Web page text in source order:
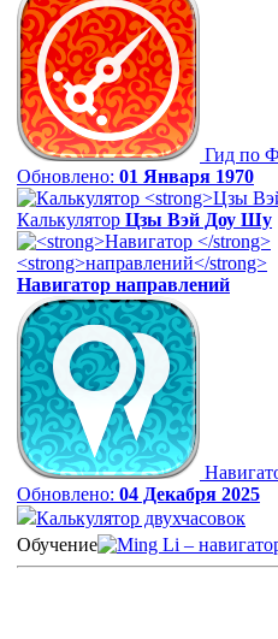
Гид по
Обновлено: 01 Января 1970
Калькулятор Цзы Вэй Доу Шу
Навигатор направлений
Обновлено: 04 Декабря 2025
Калькулятор двухчасовок
Обучение